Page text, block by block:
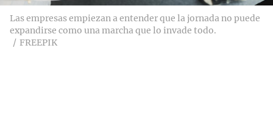
Las empresas empiezan a entender que la jornada no puede
expandirse como una marcha que lo invade todo.
FREEPIK